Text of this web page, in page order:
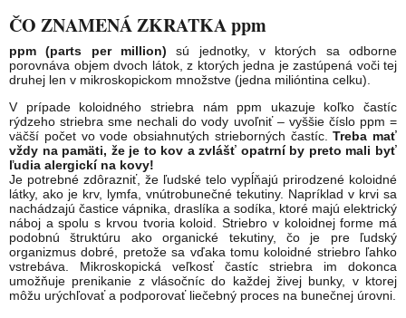
ČO ZNAMENÁ ZKRATKA ppm
ppm (parts per million) sú jednotky, v ktorých sa odborne
porovnáva objem dvoch látok, z ktorých jedna je zastúpená voči tej
druhej len v mikroskopickom množstve (jedna milióntina celku).
V prípade koloidného striebra nám ppm ukazuje koľko častíc
rýdzeho striebra sme nechali do vody uvoľniť – vyššie číslo ppm =
väčší počet vo vode obsiahnutých strieborných častíc.Treba mať
vždy na pamäti, že je to kov a zvlášť opatrní by preto mali byť
ľudia alergickí na kovy!
Je potrebné zdôrazniť, že ľudské telo vypĺňajú prirodzené koloidné
látky, ako je krv, lymfa, vnútrobunečné tekutiny. Napríklad v krvi sa
nachádzajú častice vápnika, draslíka a sodíka, ktoré majú elektrický
náboj a spolu s krvou tvoria koloid. Striebro v koloidnej forme má
podobnú štruktúru ako organické tekutiny, čo je pre ľudský
organizmus dobré, pretože sa vďaka tomu koloidné striebro ľahko
vstrebáva. Mikroskopická veľkosť častíc striebra im dokonca
umožňuje prenikanie z vlásočníc do každej živej bunky, v ktorej
môžu urýchľovať a podporovať liečebný proces na bunečnej úrovni.